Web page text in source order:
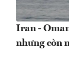
Iran -
nhưng còn